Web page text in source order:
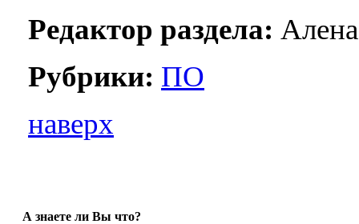
Редактор раздела:
Рубрики: ПО
наверх
А знаете ли Вы что?